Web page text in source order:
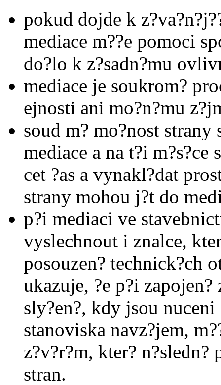
pokud dojde k
mediace m??e pomoci
do?lo k z?sadn?mu
mediace je soukrom?
ejnosti ani mo?n?mu
soud m? mo?nost strany
mediace a na t?i m?s?ce
cet ?as a vynakl?dat
strany mohou j?t do
p?i mediaci ve
vyslechnout i znalce,
posouzen? technick?ch
ukazuje, ?e p?i
sly?en?, kdy jsou
stanoviska navz?jem,
z?v?r?m, kter? n?sledn?
stran.